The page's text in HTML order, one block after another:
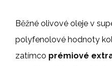
Běžné olivové oleje v
polyfenolové hodnoty
zatímco prémiové